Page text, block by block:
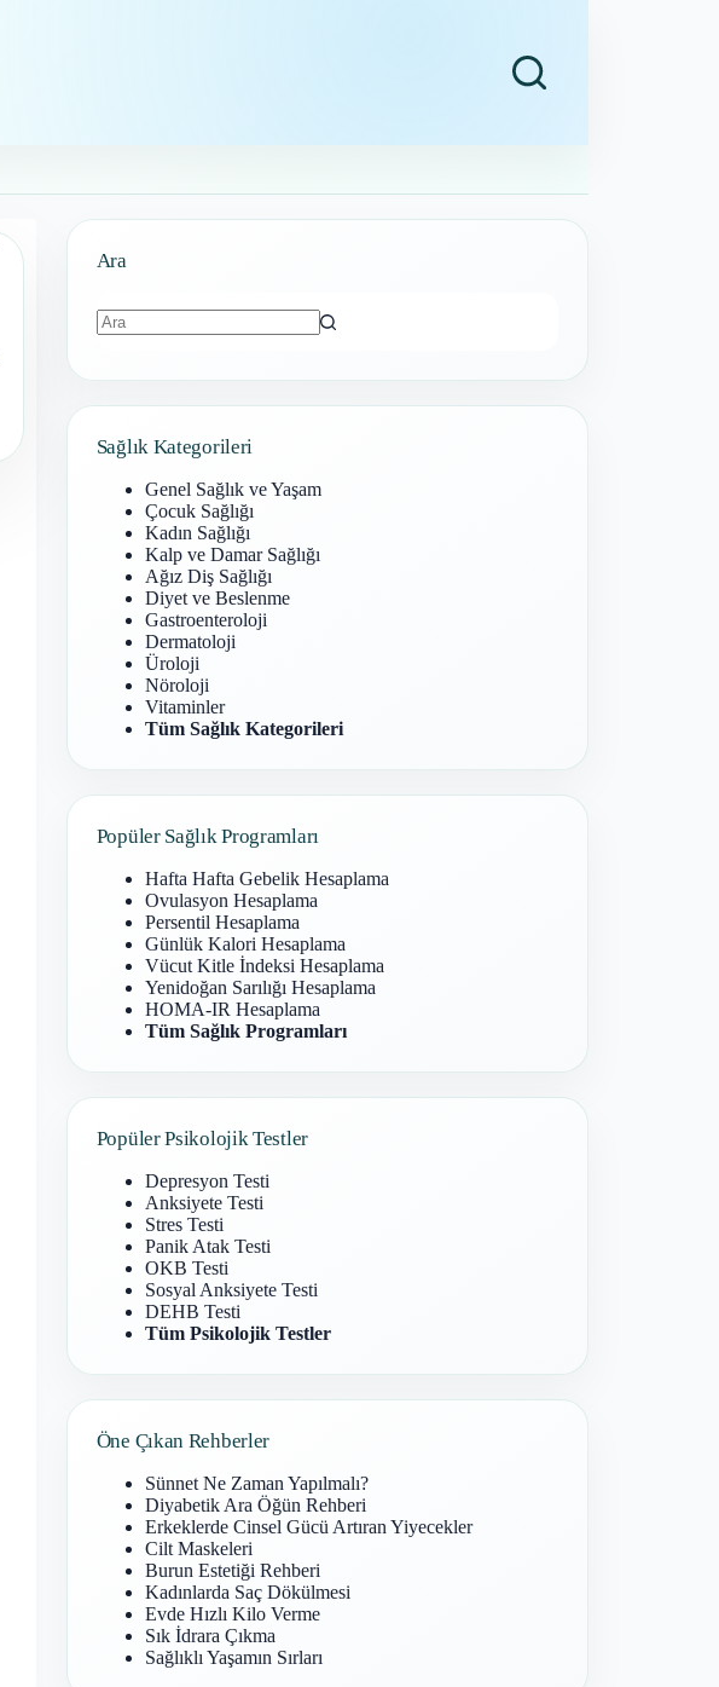
Ara
bulunamadı
Sağlık Kategorileri
Genel Sağlık ve Yaşam
Çocuk Sağlığı
Kadın Sağlığı
Kalp ve Damar Sağlığı
Ağız Diş Sağlığı
Diyet ve Beslenme
Gastroenteroloji
Dermatoloji
Üroloji
Nöroloji
Vitaminler
Tüm Sağlık Kategorileri
Popüler Sağlık Programları
Hafta Hafta Gebelik Hesaplama
Ovulasyon Hesaplama
Persentil Hesaplama
Günlük Kalori Hesaplama
Vücut Kitle İndeksi Hesaplama
Yenidoğan Sarılığı Hesaplama
HOMA-IR Hesaplama
Tüm Sağlık Programları
Popüler Psikolojik Testler
Depresyon Testi
Anksiyete Testi
Stres Testi
Panik Atak Testi
OKB Testi
Sosyal Anksiyete Testi
DEHB Testi
Tüm Psikolojik Testler
Öne Çıkan Rehberler
Sünnet Ne Zaman Yapılmalı?
Diyabetik Ara Öğün Rehberi
Erkeklerde Cinsel Gücü Artıran Yiyecekler
Cilt Maskeleri
Burun Estetiği Rehberi
Kadınlarda Saç Dökülmesi
Evde Hızlı Kilo Verme
Sık İdrara Çıkma
Sağlıklı Yaşamın Sırları